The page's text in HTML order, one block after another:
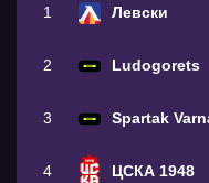
1 Левски
2 Ludogorets
3 Spartak
4 ЦСКА 1948